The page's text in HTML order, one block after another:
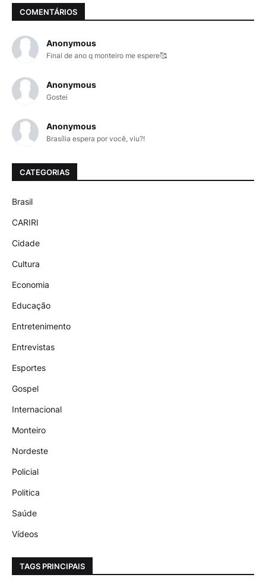
COMENTÁRIOS
Anonymous
Final de ano q monteiro me espere🥰
Anonymous
Gostei
Anonymous
Brasília espera por você, viu?!
CATEGORIAS
Brasil
CARIRI
Cidade
Cultura
Economia
Educação
Entretenimento
Entrevistas
Esportes
Gospel
Internacional
Monteiro
Nordeste
Policial
Politica
Saúde
Vídeos
TAGS PRINCIPAIS